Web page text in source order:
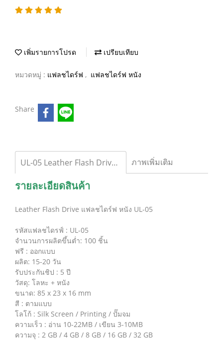
เพิ่มรายการโปรด เปรียบเทียบ
หมวดหมู่ : แฟลชไดร์ฟ , แฟลชไดร์ฟ หนัง
Share
UL-05 Leather Flash Drive แฟลชไดร์ฟหนัง ภาพเพิ่มเติม
รายละเอียดสินค้า
Leather Flash Drive แฟลชไดร์ฟ หนัง UL-05
รหัสแฟลชไดรฟ์ : UL-05
จำนวนการผลิตขึ้นต่ำ: 100 ชิ้น
ฟรี : ออกแบบ
ผลิต: 15-20 วัน
รับประกันชิป : 5 ปี
วัสดุ: โลหะ + หนัง
ขนาด: 85 x 23 x 16 mm
สี : ตามแบบ
โลโก้ : Silk Screen / Printing / ปั๊มจม
ความเร็ว : อ่าน 10-22MB / เขียน 3-10MB
ความจุ : 2 GB / 4 GB / 8 GB / 16 GB / 32 GB